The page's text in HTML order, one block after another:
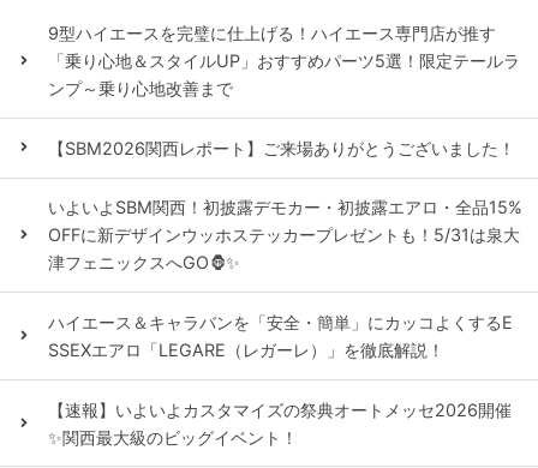
9型ハイエースを完璧に仕上げる！ハイエース専門店が推す
「乗り心地＆スタイルUP」おすすめパーツ5選！限定テールラ
ンプ～乗り心地改善まで
【SBM2026関西レポート】ご来場ありがとうございました！
いよいよSBM関西！初披露デモカー・初披露エアロ・全品15%
OFFに新デザインウッホステッカープレゼントも！5/31は泉大
津フェニックスへGO🦍✨
ハイエース＆キャラバンを「安全・簡単」にカッコよくするE
SSEXエアロ「LEGARE（レガーレ）」を徹底解説！
【速報】いよいよカスタマイズの祭典オートメッセ2026開催
✨関西最大級のビッグイベント！